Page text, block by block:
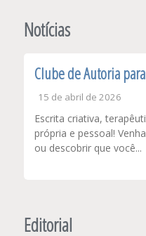
Post
Notícias
Clube de Autoria
15 de abril de 2026
Escrita criativa,
própria e pessoal!
ou descobrir que você...
Editorial